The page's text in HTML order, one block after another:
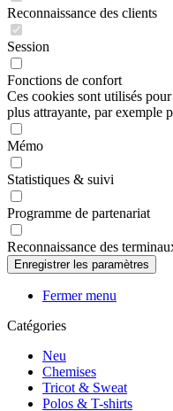
Reconnaissance des clients
Session
Fonctions de confort
Ces cookies sont utilisés
plus attrayante, par exemple
Mémo
Statistiques & suivi
Programme de partenariat
Reconnaissance des
Fermer menu
Catégories
Neu
Chemises
Tricot & Sweat
Polos & T-shirts